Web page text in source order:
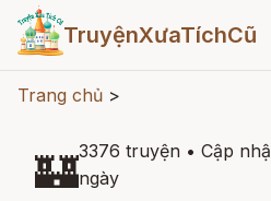
TruyệnXưaTíchCũ
Trang chủ >
🏰3376 truyện • Cập
ngày